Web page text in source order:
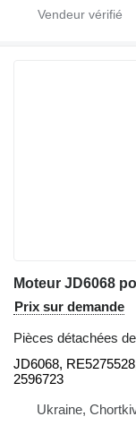
Prix sur demande
Pièces détachées
JD6068,
2596723
Ukraine,